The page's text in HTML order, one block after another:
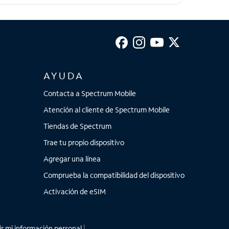
AYUDA
Contacta a Spectrum Mobile
Atención al cliente de Spectrum Mobile
Tiendas de Spectrum
Trae tu propio dispositivo
Agregar una línea
Comprueba la compatibilidad del dispositivo
Activación de eSIM